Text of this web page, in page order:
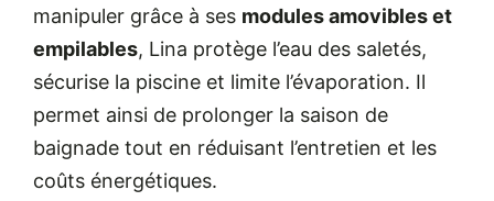
manipuler grâce à ses modules amovibles et
empilables, Lina protège l’eau des saletés,
sécurise la piscine et limite l’évaporation. Il
permet ainsi de prolonger la saison de
baignade tout en réduisant l’entretien et les
coûts énergétiques.